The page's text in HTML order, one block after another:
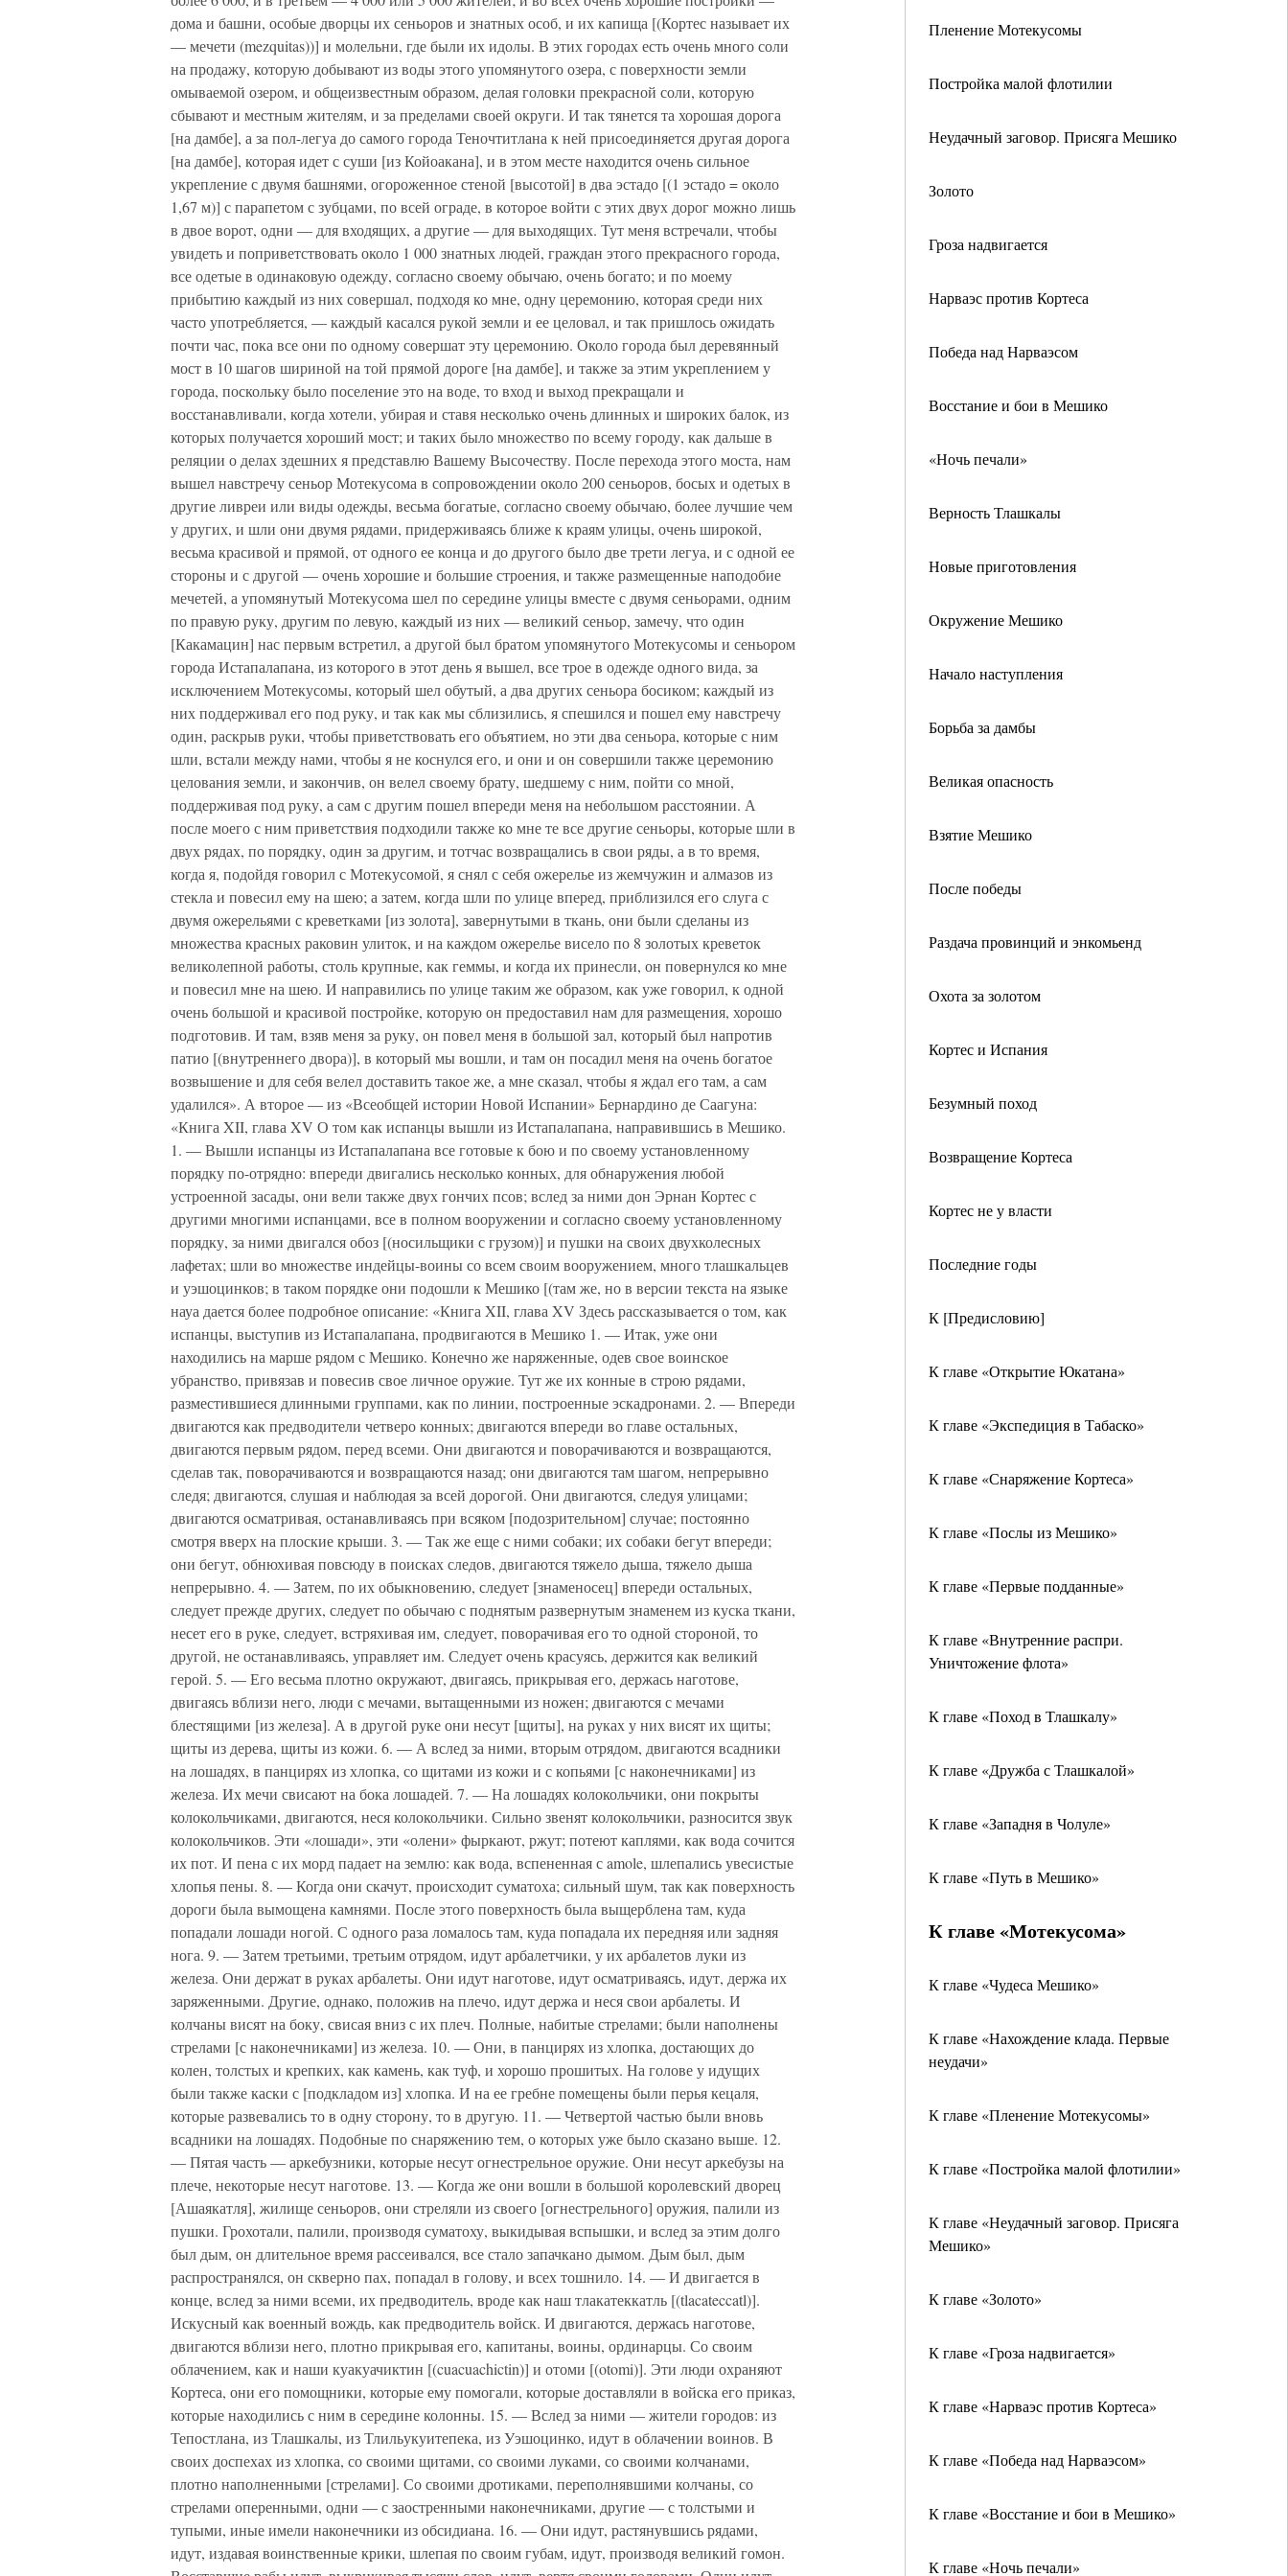
Пленение Мотекусомы
Постройка малой флотилии
Неудачный заговор. Присяга Мешико
Золото
Гроза надвигается
Нарваэс против Кортеса
Победа над Нарваэсом
Восстание и бои в Мешико
«Ночь печали»
Верность Тлашкалы
Новые приготовления
Окружение Мешико
Начало наступления
Борьба за дамбы
Великая опасность
Взятие Мешико
После победы
Раздача провинций и энкомьенд
Охота за золотом
Кортес и Испания
Безумный поход
Возвращение Кортеса
Кортес не у власти
Последние годы
К [Предисловию]
К главе «Открытие Юкатана»
К главе «Экспедиция в Табаско»
К главе «Снаряжение Кортеса»
К главе «Послы из Мешико»
К главе «Первые подданные»
К главе «Внутренние распри.
Уничтожение флота»
К главе «Поход в Тлашкалу»
К главе «Дружба с Тлашкалой»
К главе «Западня в Чолуле»
К главе «Путь в Мешико»
К главе «Мотекусома»
К главе «Чудеса Мешико»
К главе «Нахождение клада. Первые
неудачи»
К главе «Пленение Мотекусомы»
К главе «Постройка малой флотилии»
К главе «Неудачный заговор. Присяга
Мешико»
К главе «Золото»
К главе «Гроза надвигается»
К главе «Нарваэс против Кортеса»
К главе «Победа над Нарваэсом»
К главе «Восстание и бои в Мешико»
К главе «Ночь печали»